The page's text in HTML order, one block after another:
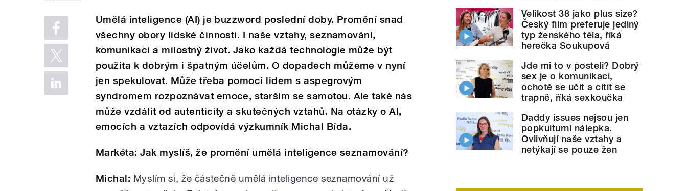
Umělá inteligence (AI) je buzzword poslední doby. Promění snad
všechny obory lidské činnosti. I naše vztahy, seznamování,
komunikaci a milostný život. Jako každá technologie může být
použita k dobrým i špatným účelům. O dopadech můžeme v nyní
jen spekulovat. Může třeba pomoci lidem s aspegrovým
syndromem rozpoznávat emoce, starším se samotou. Ale také nás
může vzdálit od autenticity a skutečných vztahů. Na otázky o AI,
emocích a vztazích odpovídá výzkumník Michal Bída.
Markéta: Jak myslíš, že promění umělá inteligence seznamování?
Michal: Myslím si, že částečně umělá inteligence seznamování už
Velikost 38 jako plus size?
Český film preferuje jediný
typ ženského těla, říká
herečka Soukupová
Jde mi to v posteli? Dobrý
sex je o komunikaci,
ochotě se učit a cítit se
trapně, říká sexkoučka
Daddy issues nejsou jen
popkulturní nálepka.
Ovlivňují naše vztahy a
netýkají se pouze žen